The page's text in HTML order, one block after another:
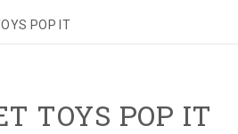
POP IT
TOYS POP IT